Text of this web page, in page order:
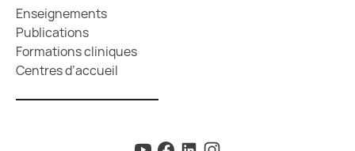
Enseignements
Publications
Formations cliniques
Centres d’accueil